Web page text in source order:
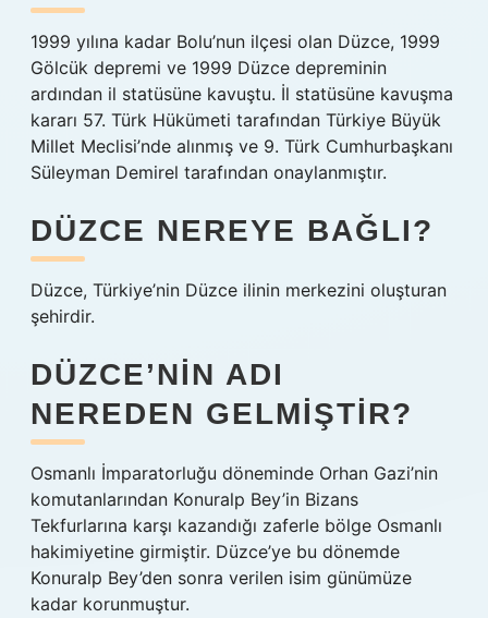
1999 yılına kadar Bolu’nun ilçesi olan Düzce, 1999
Gölcük depremi ve 1999 Düzce depreminin
ardından il statüsüne kavuştu. İl statüsüne kavuşma
kararı 57. Türk Hükümeti tarafından Türkiye Büyük
Millet Meclisi’nde alınmış ve 9. Türk Cumhurbaşkanı
Süleyman Demirel tarafından onaylanmıştır.
DÜZCE NEREYE BAĞLI?
Düzce, Türkiye’nin Düzce ilinin merkezini oluşturan
şehirdir.
DÜZCE’NIN ADI
NEREDEN GELMIŞTIR?
Osmanlı İmparatorluğu döneminde Orhan Gazi’nin
komutanlarından Konuralp Bey’in Bizans
Tekfurlarına karşı kazandığı zaferle bölge Osmanlı
hakimiyetine girmiştir. Düzce’ye bu dönemde
Konuralp Bey’den sonra verilen isim günümüze
kadar korunmuştur.